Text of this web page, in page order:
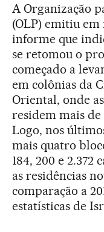
A Organização
(OLP) emitiu
informe que
se retomou o
começado a
em colônias da
Oriental, onde
residem mais de
Logo, nos
mais quatro
184, 200 e 2.372
as residências
comparação a
estatísticas de